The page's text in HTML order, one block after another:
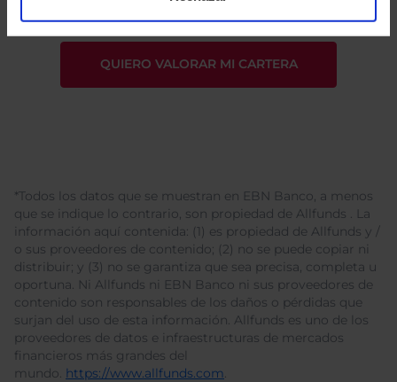
*Todos los datos que se muestran en EBN Banco, a menos
que se indique lo contrario, son propiedad de Allfunds . La
información aquí contenida: (1) es propiedad de Allfunds y /
o sus proveedores de contenido; (2) no se puede copiar ni
distribuir; y (3) no se garantiza que sea precisa, completa u
oportuna. Ni Allfunds ni EBN Banco ni sus proveedores de
contenido son responsables de los daños o pérdidas que
surjan del uso de esta información. Allfunds es uno de los
proveedores de datos e infraestructuras de mercados
financieros más grandes del
mundo. https://www.allfunds.com.